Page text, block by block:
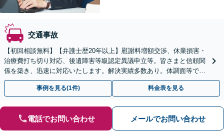
交通事故
【初回相談無料】【弁護士歴20年以上】慰謝料増額交渉、休業損害・
治療費打ち切り対応、後遺障害等級認定異議申立等。皆さまと信頼関
係を築き、迅速に対応いたします。解決実績多数あり。体調面等で来
所が難しい場合には出張いたします【休日・夜間相談可】
事例を見る(1件) 料金表を見る
電話でお問い合わせ メールでお問い合わせ